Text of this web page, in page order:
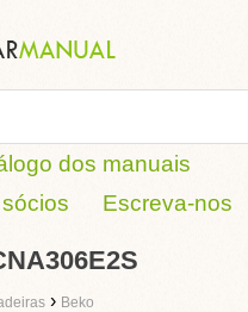
dos manuais
Escreva-nos
› Beko